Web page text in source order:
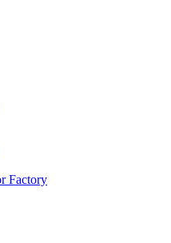
Factory